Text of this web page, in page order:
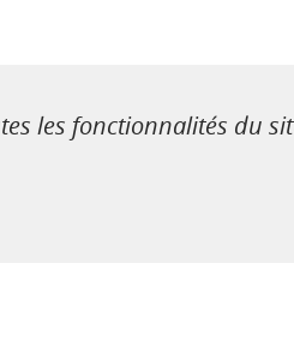
les fonctionnalités du